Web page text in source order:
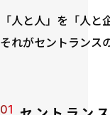
「人と人」を「人と
それがセントランス
01